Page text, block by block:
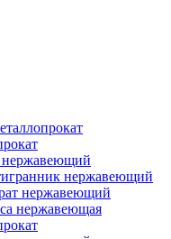
нержавеющий
нержавеющий
нержавеющий
нержавеющая